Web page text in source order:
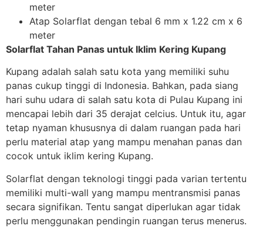
meter
Atap Solarflat dengan tebal 6 mm x 1.22 cm x 6
meter
Solarflat Tahan Panas untuk Iklim Kering Kupang
Kupang adalah salah satu kota yang memiliki suhu
panas cukup tinggi di Indonesia. Bahkan, pada siang
hari suhu udara di salah satu kota di Pulau Kupang ini
mencapai lebih dari 35 derajat celcius. Untuk itu, agar
tetap nyaman khususnya di dalam ruangan pada hari
perlu material atap yang mampu menahan panas dan
cocok untuk iklim kering Kupang.
Solarflat dengan teknologi tinggi pada varian tertentu
memiliki multi-wall yang mampu mentransmisi panas
secara signifikan. Tentu sangat diperlukan agar tidak
perlu menggunakan pendingin ruangan terus menerus.